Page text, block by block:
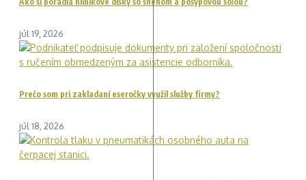
júl 19, 2026
Prečo som pri zakladaní eseročky využil služby firmy?
júl 18, 2026